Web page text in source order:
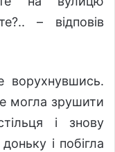
– відповів
ворухнувшись.
могла зрушити
і знову
і побігла